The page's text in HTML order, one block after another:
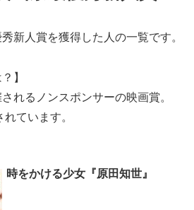
新人賞を獲得した人の一覧です。
】
れるノンスポンサーの映画賞。
ています。
時をかける少女『原田知世』